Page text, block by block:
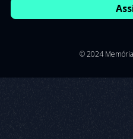
© 2024